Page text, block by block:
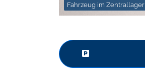
Fahrzeug im Zentrallager